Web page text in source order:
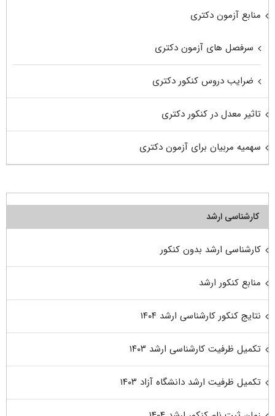
منابع آزمون دکتری
سرفصل های آزمون دکتری
ضرایب دروس کنکور دکتری
تاثیر معدل در کنکور دکتری
سهمیه مربیان برای آزمون دکتری
کارشناسی ارشد
کارشناسی ارشد بدون کنکور
منابع کنکور ارشد
نتایج کنکور کارشناسی ارشد ۱۴۰۴
تکمیل ظرفیت کارشناسی ارشد ۱۴۰۳
تکمیل ظرفیت ارشد دانشگاه آزاد ۱۴۰۳